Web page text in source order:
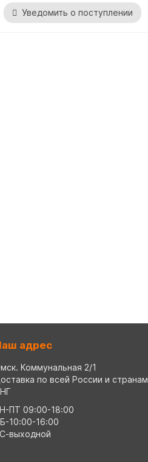
Уведомить о поступлении
адрес
Коммунальная 2/1
по всей России и странам
ПТ 09:00-18:00
10:00-16:00
выходной